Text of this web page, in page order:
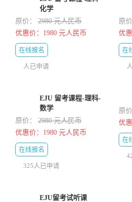
化学
原价： 2980 元人民币
优惠价：1980 元人民币
在线报名
人已申请
原
优
在
EJU 留考课程-理科-
数学
原价： 2980 元人民币
优惠价：1980 元人民币
在线报名
325人已申请
原
优
在
EJU留考试听课